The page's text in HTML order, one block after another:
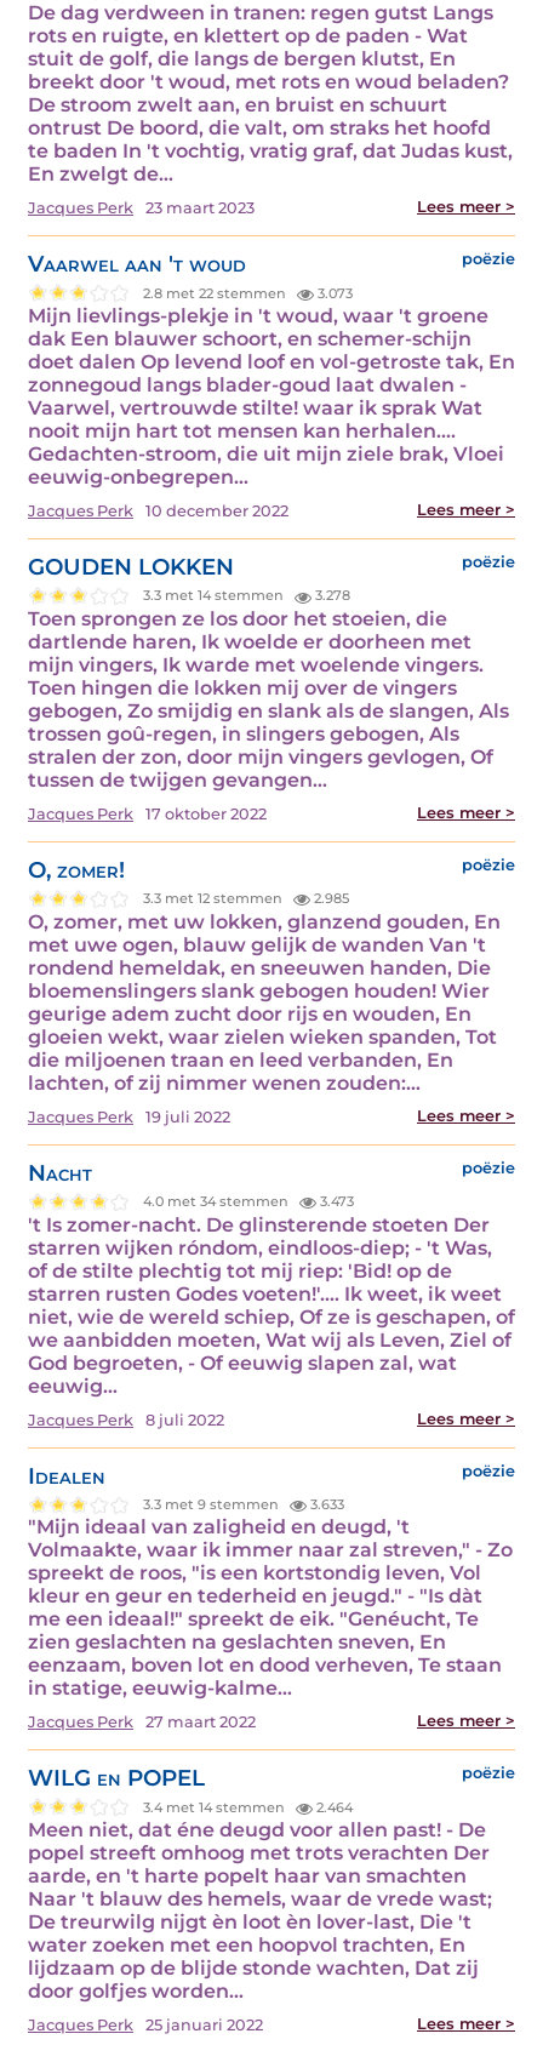
De dag verdween in tranen: regen gutst Langs
rots en ruigte, en klettert op de paden - Wat
stuit de golf, die langs de bergen klutst, En
breekt door 't woud, met rots en woud beladen?
De stroom zwelt aan, en bruist en schuurt
ontrust De boord, die valt, om straks het hoofd
te baden In 't vochtig, vratig graf, dat Judas kust,
En zwelgt de…
Jacques Perk 23 maart 2023 Lees meer >
Vaarwel aan 't woud poëzie
2.8 met 22 stemmen 3.073
Mijn lievlings-plekje in 't woud, waar 't groene
dak Een blauwer schoort, en schemer-schijn
doet dalen Op levend loof en vol-getroste tak, En
zonnegoud langs blader-goud laat dwalen -
Vaarwel, vertrouwde stilte! waar ik sprak Wat
nooit mijn hart tot mensen kan herhalen....
Gedachten-stroom, die uit mijn ziele brak, Vloei
eeuwig-onbegrepen…
Jacques Perk 10 december 2022 Lees meer >
GOUDEN LOKKEN poëzie
3.3 met 14 stemmen 3.278
Toen sprongen ze los door het stoeien, die
dartlende haren, Ik woelde er doorheen met
mijn vingers, Ik warde met woelende vingers.
Toen hingen die lokken mij over de vingers
gebogen, Zo smijdig en slank als de slangen, Als
trossen goû-regen, in slingers gebogen, Als
stralen der zon, door mijn vingers gevlogen, Of
tussen de twijgen gevangen…
Jacques Perk 17 oktober 2022 Lees meer >
O, zomer! poëzie
3.3 met 12 stemmen 2.985
O, zomer, met uw lokken, glanzend gouden, En
met uwe ogen, blauw gelijk de wanden Van 't
rondend hemeldak, en sneeuwen handen, Die
bloemenslingers slank gebogen houden! Wier
geurige adem zucht door rijs en wouden, En
gloeien wekt, waar zielen wieken spanden, Tot
die miljoenen traan en leed verbanden, En
lachten, of zij nimmer wenen zouden:…
Jacques Perk 19 juli 2022 Lees meer >
Nacht poëzie
4.0 met 34 stemmen 3.473
't Is zomer-nacht. De glinsterende stoeten Der
starren wijken róndom, eindloos-diep; - 't Was,
of de stilte plechtig tot mij riep: 'Bid! op de
starren rusten Godes voeten!'.... Ik weet, ik weet
niet, wie de wereld schiep, Of ze is geschapen, of
we aanbidden moeten, Wat wij als Leven, Ziel of
God begroeten, - Of eeuwig slapen zal, wat
eeuwig…
Jacques Perk 8 juli 2022 Lees meer >
Idealen poëzie
3.3 met 9 stemmen 3.633
"Mijn ideaal van zaligheid en deugd, 't
Volmaakte, waar ik immer naar zal streven," - Zo
spreekt de roos, "is een kortstondig leven, Vol
kleur en geur en tederheid en jeugd." - "Is dàt
me een ideaal!" spreekt de eik. "Genéucht, Te
zien geslachten na geslachten sneven, En
eenzaam, boven lot en dood verheven, Te staan
in statige, eeuwig-kalme…
Jacques Perk 27 maart 2022 Lees meer >
WILG en POPEL poëzie
3.4 met 14 stemmen 2.464
Meen niet, dat éne deugd voor allen past! - De
popel streeft omhoog met trots verachten Der
aarde, en 't harte popelt haar van smachten
Naar 't blauw des hemels, waar de vrede wast;
De treurwilg nijgt èn loot èn lover-last, Die 't
water zoeken met een hoopvol trachten, En
lijdzaam op de blijde stonde wachten, Dat zij
door golfjes worden…
Jacques Perk 25 januari 2022 Lees meer >